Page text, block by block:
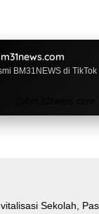
BM31NEWS di TikTok